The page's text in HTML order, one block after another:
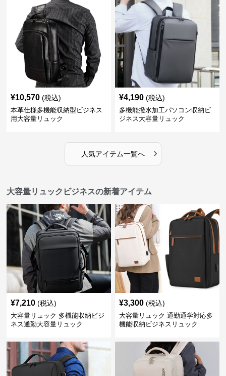
¥10,570 (税込)
本革仕様多機能収納型ビジネス
用大容量リュック
¥4,190 (税込)
多機能撥水加工パソコン収納ビ
ジネス大容量リュック
人気アイテム一覧へ ›
大容量リュックビジネスの新着アイテム
¥7,210 (税込)
大容量リュック 多機能収納ビジ
ネス通勤大容量リュック
¥3,300 (税込)
大容量リュック 通勤通学対応多
機能収納ビジネスリュック